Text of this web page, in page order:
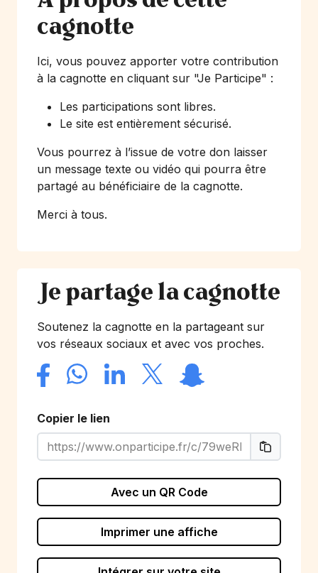
cagnotte
Ici, vous pouvez apporter votre contribution
à la cagnotte en cliquant sur "Je Participe" :
Les participations sont libres.
Le site est entièrement sécurisé.
Vous pourrez à l’issue de votre don laisser
un message texte ou vidéo qui pourra être
partagé au bénéficiaire de la cagnotte.
Merci à tous.
Je partage la cagnotte
Soutenez la cagnotte en la partageant sur
vos réseaux sociaux et avec vos proches.
Copier le lien
Avec un QR Code
Imprimer une affiche